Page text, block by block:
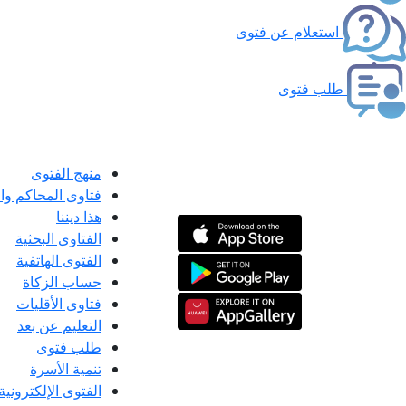
استعلام عن فتوى
طلب فتوى
منهج الفتوى
فتاوى المحاكم
هذا ديننا
الفتاوى البحثية
الفتوى الهاتفية
حساب الزكاة
فتاوى الأقليات
التعليم عن بعد
طلب فتوى
تنمية الأسرة
الفتوى الإلكترونية